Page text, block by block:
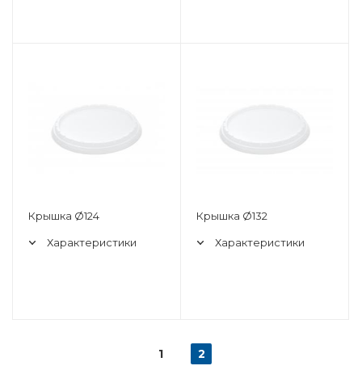
Крышка Ø124
Характеристики
Крышка Ø132
Характеристики
1 2